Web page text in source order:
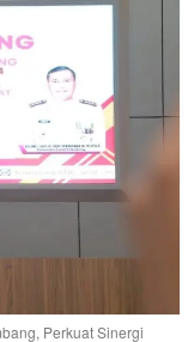
Perkuat Sinergi